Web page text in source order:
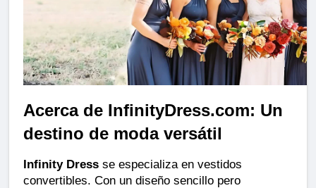
Acerca de InfinityDress.com: Un
destino de moda versátil
Infinity Dress se especializa en vestidos
convertibles. Con un diseño sencillo pero